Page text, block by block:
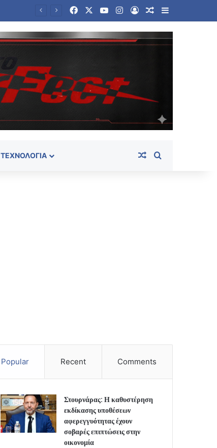
FacebookYouTubeInstagram
Log InRandom Article
Sidebar
ΤΕΧΝΟΛΟΓΊΑ Random Article
Popular Recent Comments
Στουρνάρας: Η καθυστέρηση
εκδίκασης υποθέσεων
αφερεγγυότητας έχουν
σοβαρές επιπτώσεις στην
οικονομία